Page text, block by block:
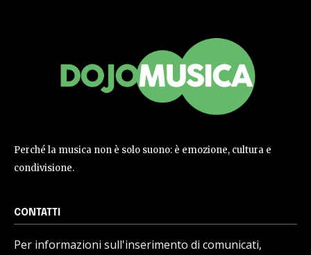
Perché la musica non è solo suono: è emozione, cultura e
condivisione.
CONTATTI
Per informazioni sull'inserimento di comunicati,